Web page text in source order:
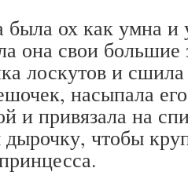
была ох как умна и
она свои
лоскутов и
насыпала
и привязала на
дырочку, чтобы